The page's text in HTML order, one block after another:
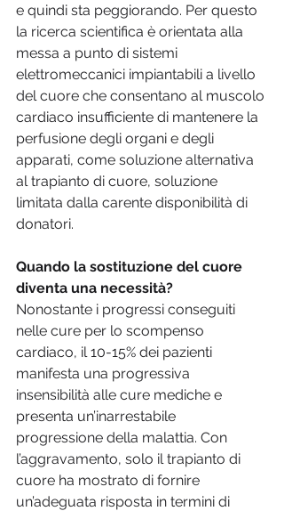
e quindi sta peggiorando. Per questo
la ricerca scientifica è orientata alla
messa a punto di sistemi
elettromeccanici impiantabili a livello
del cuore che consentano al muscolo
cardiaco insufficiente di mantenere la
perfusione degli organi e degli
apparati, come soluzione alternativa
al trapianto di cuore, soluzione
limitata dalla carente disponibilità di
donatori.
Quando la sostituzione del cuore
diventa una necessità?
Nonostante i progressi conseguiti
nelle cure per lo scompenso
cardiaco, il 10-15% dei pazienti
manifesta una progressiva
insensibilità alle cure mediche e
presenta un’inarrestabile
progressione della malattia. Con
l’aggravamento, solo il trapianto di
cuore ha mostrato di fornire
un’adeguata risposta in termini di